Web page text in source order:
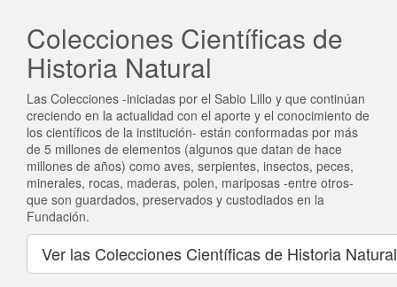
Colecciones Científicas de
Historia Natural
Las Colecciones -iniciadas por el Sabio Lillo y que continúan
creciendo en la actualidad con el aporte y el conocimiento de
los científicos de la institución- están conformadas por más
de 5 millones de elementos (algunos que datan de hace
millones de años) como aves, serpientes, insectos, peces,
minerales, rocas, maderas, polen, mariposas -entre otros-
que son guardados, preservados y custodiados en la
Fundación.
Ver las Colecciones Científicas de Historia Natural